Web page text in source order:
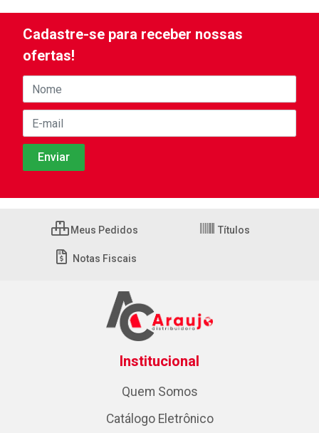
Cadastre-se para receber nossas
ofertas!
Meus Pedidos Títulos
Notas Fiscais
Institucional
Quem Somos
Catálogo Eletrônico